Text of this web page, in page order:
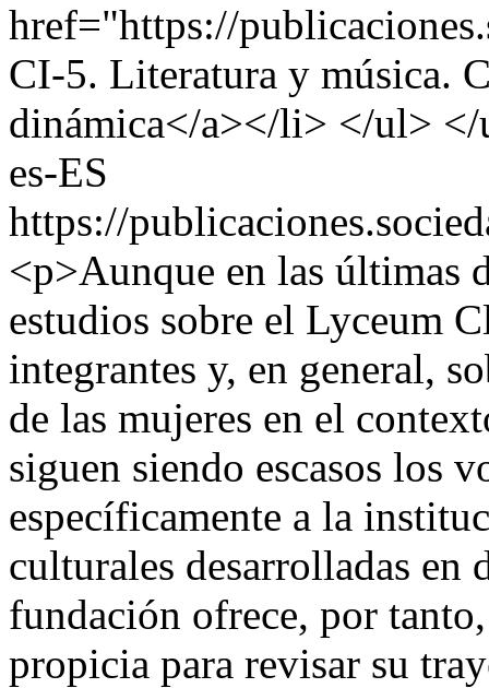
href="https://
CI-5. Literatura y música.
dinámica</a></li> </ul>
es-ES
https://
<p>Aunque en las últimas
estudios sobre el Lyceum
integrantes y, en general,
de las mujeres en el
siguen siendo escasos los
específicamente a la
culturales desarrolladas en
fundación ofrece, por
propicia para revisar su